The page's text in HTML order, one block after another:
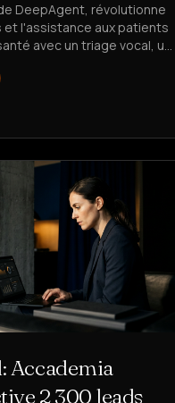
DeepAgent, révolutionne
et l'assistance aux patients
avec un triage vocal, un
Accademia
2 300 leads